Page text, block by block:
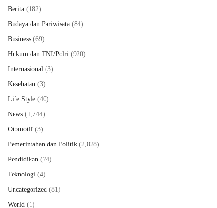
Berita (182)
Budaya dan Pariwisata (84)
Business (69)
Hukum dan TNI/Polri (920)
Internasional (3)
Kesehatan (3)
Life Style (40)
News (1,744)
Otomotif (3)
Pemerintahan dan Politik (2,828)
Pendidikan (74)
Teknologi (4)
Uncategorized (81)
World (1)